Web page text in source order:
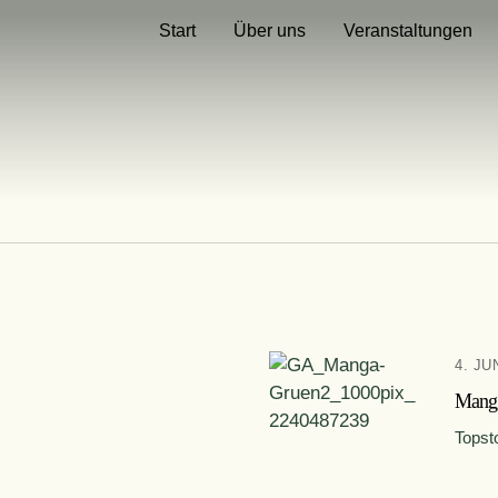
Start Über uns Veranstaltungen
4.